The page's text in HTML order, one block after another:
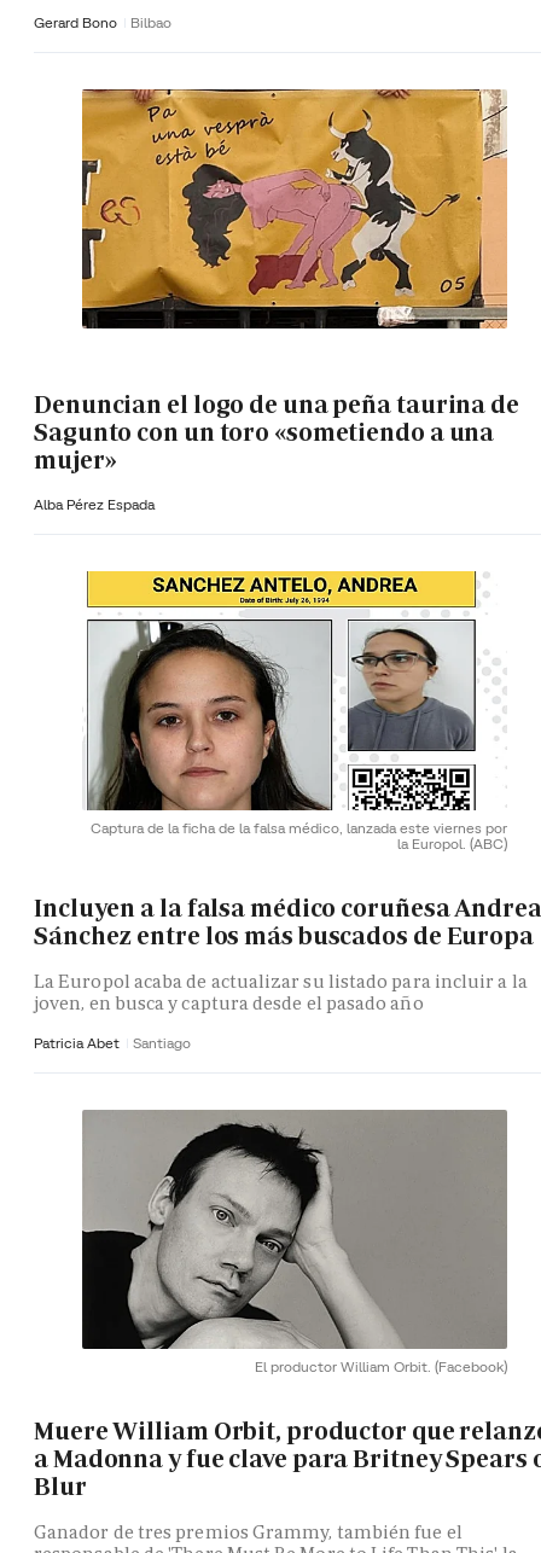
Gerard Bono Bilbao
Denuncian el logo de una peña taurina de
Sagunto con un toro «sometiendo a una
mujer»
Alba Pérez Espada
Captura de la ficha de la falsa médico, lanzada este viernes por
la Europol. (ABC)
Incluyen a la falsa médico coruñesa Andrea
Sánchez entre los más buscados de Europa
La Europol acaba de actualizar su listado para incluir a la
joven, en busca y captura desde el pasado año
Patricia Abet Santiago
El productor William Orbit. (Facebook)
Muere William Orbit, productor que
a Madonna y fue clave para Britney Spears
Blur
Ganador de tres premios Grammy, también fue el